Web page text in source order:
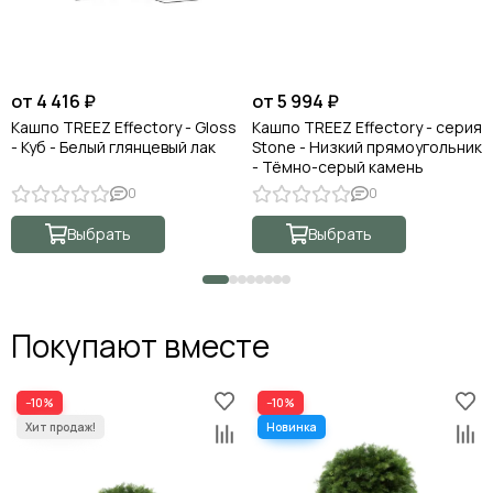
от 4 416 ₽
Кашпо TREEZ Effectory - Gloss
- Куб - Белый глянцевый лак
0
Выбрать
от 5 994 ₽
Кашпо TREEZ Effectory - серия
Stone - Низкий прямоугольник
- Тёмно-серый камень
0
Выбрать
Покупают вместе
−10% −10%